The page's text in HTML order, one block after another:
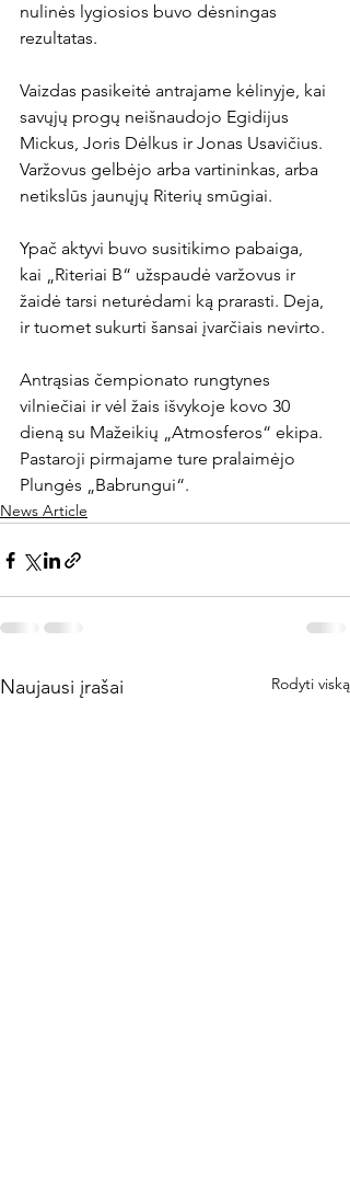
nulinės lygiosios buvo dėsningas
rezultatas.
Vaizdas pasikeitė antrajame kėlinyje, kai
savųjų progų neišnaudojo Egidijus
Mickus, Joris Dėlkus ir Jonas Usavičius.
Varžovus gelbėjo arba vartininkas, arba
netikslūs jaunųjų Riterių smūgiai.
Ypač aktyvi buvo susitikimo pabaiga,
kai „Riteriai B“ užspaudė varžovus ir
žaidė tarsi neturėdami ką prarasti. Deja,
ir tuomet sukurti šansai įvarčiais nevirto.
Antrąsias čempionato rungtynes
vilniečiai ir vėl žais išvykoje kovo 30
dieną su Mažeikių „Atmosferos“ ekipa.
Pastaroji pirmajame ture pralaimėjo
Plungės „Babrungui“.
News Article
Naujausi įrašai Rodyti viską